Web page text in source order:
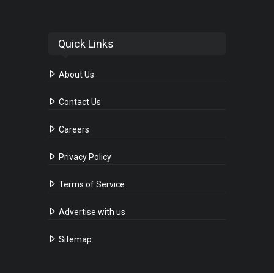
Quick Links
About Us
Contact Us
Careers
Privacy Policy
Terms of Service
Advertise with us
Sitemap